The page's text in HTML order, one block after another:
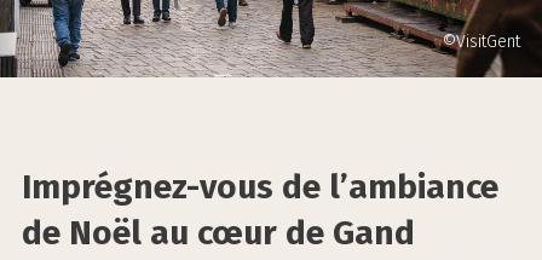
©VisitGent
Imprégnez-vous de l’ambiance
de Noël au cœur de Gand